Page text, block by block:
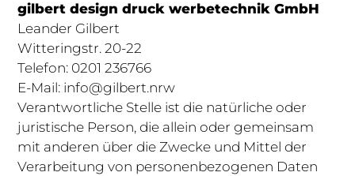
gilbert design druck werbetechnik GmbH
Leander Gilbert
Witteringstr. 20-22
Telefon: 0201 236766
E-Mail: info@gilbert.nrw
Verantwortliche Stelle ist die natürliche oder
juristische Person, die allein oder gemeinsam
mit anderen über die Zwecke und Mittel der
Verarbeitung von personenbezogenen Daten